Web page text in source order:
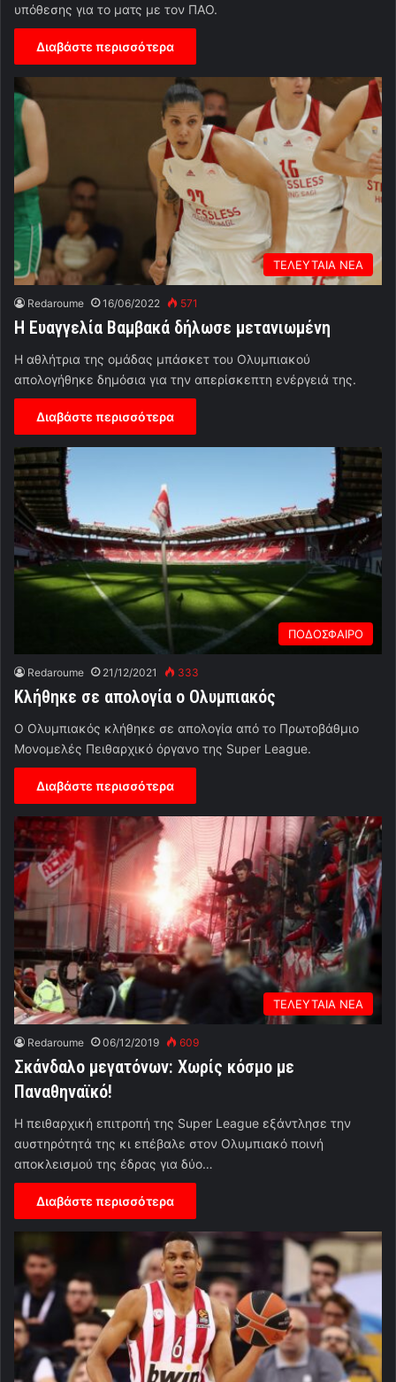
υπόθεσης για το ματς με τον ΠΑΟ.
Διαβάστε περισσότερα
ΤΕΛΕΥΤΑΙΑ ΝΕΑ
Redaroume 16/06/2022 571
Η Ευαγγελία Βαμβακά δήλωσε μετανιωμένη
Η αθλήτρια της ομάδας μπάσκετ του Ολυμπιακού
απολογήθηκε δημόσια για την απερίσκεπτη ενέργειά της.
Διαβάστε περισσότερα
ΠΟΔΟΣΦΑΙΡΟ
Redaroume 21/12/2021 333
Κλήθηκε σε απολογία ο Ολυμπιακός
Ο Ολυμπιακός κλήθηκε σε απολογία από το Πρωτοβάθμιο
Μονομελές Πειθαρχικό όργανο της Super League.
Διαβάστε περισσότερα
ΤΕΛΕΥΤΑΙΑ ΝΕΑ
Redaroume 06/12/2019 609
Σκάνδαλο μεγατόνων: Χωρίς κόσμο με
Παναθηναϊκό!
Η πειθαρχική επιτροπή της Super League εξάντλησε την
αυστηρότητά της κι επέβαλε στον Ολυμπιακό ποινή
αποκλεισμού της έδρας για δύο…
Διαβάστε περισσότερα